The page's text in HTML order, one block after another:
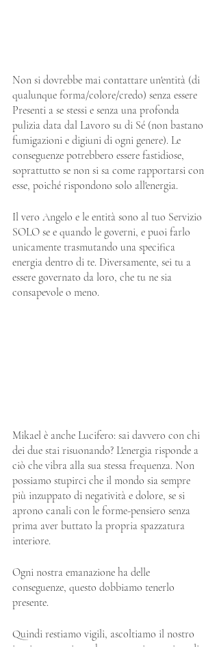
Non si dovrebbe mai contattare un'entità (di
qualunque forma/colore/credo) senza essere
Presenti a se stessi e senza una profonda
pulizia data dal Lavoro su di Sé (non bastano
fumigazioni e digiuni di ogni genere). Le
conseguenze potrebbero essere fastidiose,
soprattutto se non si sa come rapportarsi con
esse, poiché rispondono solo all'energia.
Il vero Angelo e le entità sono al tuo Servizio
SOLO se e quando le governi, e puoi farlo
unicamente trasmutando una specifica
energia dentro di te. Diversamente, sei tu a
essere governato da loro, che tu ne sia
consapevole o meno.
Mikael è anche Lucifero: sai davvero con chi
dei due stai risuonando? L'energia risponde a
ciò che vibra alla sua stessa frequenza. Non
possiamo stupirci che il mondo sia sempre
più inzuppato di negatività e dolore, se si
aprono canali con le forme-pensiero senza
prima aver buttato la propria spazzatura
interiore.
Ogni nostra emanazione ha delle
conseguenze, questo dobbiamo tenerlo
presente.
Quindi restiamo vigili, ascoltiamo il nostro